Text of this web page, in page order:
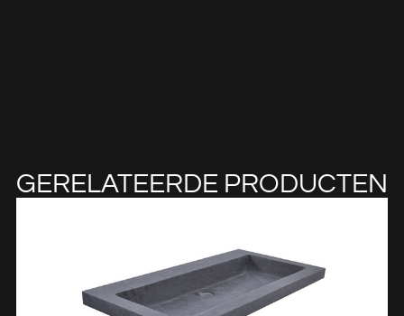
GERELATEERDE PRODUCTEN